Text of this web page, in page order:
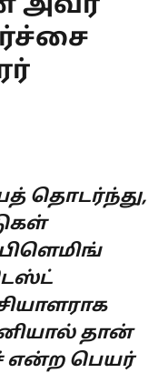
தொடர்ந்து,
தான்
என்ற பெயர்